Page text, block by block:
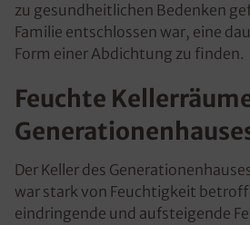
zu gesundheitlichen Bedenken
Familie entschlossen war, eine
Form einer Abdichtung zu finden.
Feuchte
Der Keller des
war stark von Feuchtigkeit
eindringende und aufsteigende